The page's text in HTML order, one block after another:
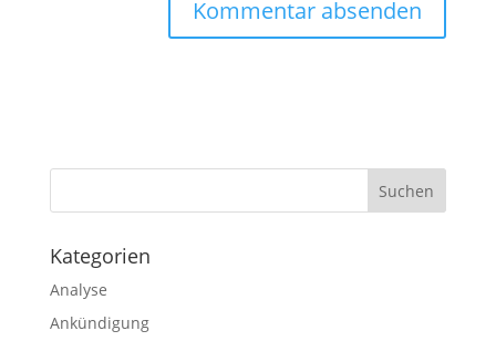
Kategorien
Analyse
Ankündigung